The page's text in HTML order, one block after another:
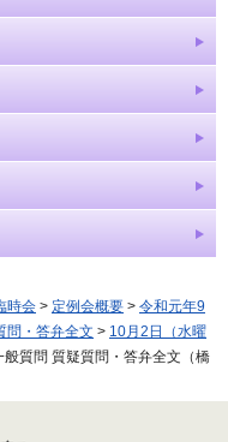
時会 > 定例会概要 > 令和元年9
問・答弁全文 > 10月2日（水曜
質問 質疑質問・答弁全文（橋